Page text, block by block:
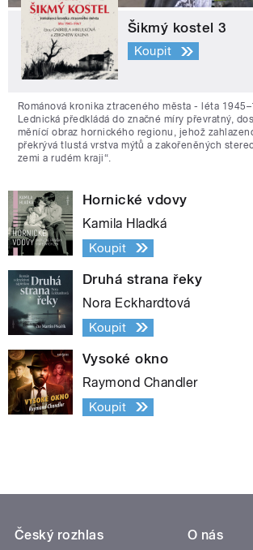
Šikmý kostel 3
Koupit
Románová kronika ztraceného města - léta
Lednická předkládá do značné míry převratný,
měnící obraz hornického regionu, jehož
překrývá tlustá vrstva mýtů a zakořeněných
zemi a rudém kraji“.
Hornické vdovy
Kamila Hladká
Koupit
Druhá strana řeky
Nora Eckhardtová
Koupit
Vysoké okno
Raymond Chandler
Koupit
Český rozhlas
O nás